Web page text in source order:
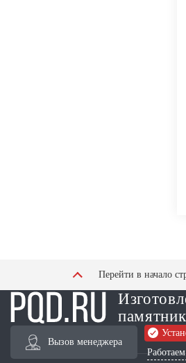
Перейти в начало
Вызов менеджера